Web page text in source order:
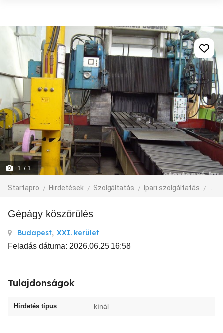
1 / 1
Startapro Hirdetések Szolgáltatás Ipari szolgáltatás
Gépágy köszörülés
Budapest, XXI. kerület
Feladás dátuma: 2026.06.25 16:58
Tulajdonságok
Hirdetés típus kínál